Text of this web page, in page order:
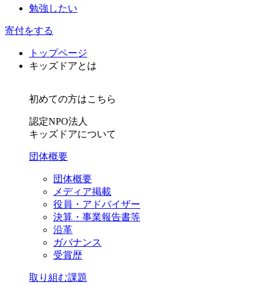
勉強したい
寄付をする
トップページ
キッズドアとは
初めての方はこちら
認定NPO法人
キッズドアについて
団体概要
団体概要
メディア掲載
役員・アドバイザー
決算・事業報告書等
沿革
ガバナンス
受賞歴
取り組む課題